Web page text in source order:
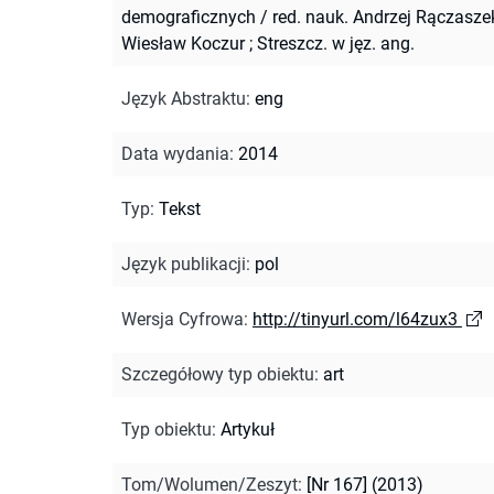
demograficznych / red. nauk. Andrzej
Wiesław Koczur; Streszcz. w jęz. ang.
Język Abstraktu: eng
Data wydania: 2014
Typ: Tekst
Język publikacji: pol
Wersja Cyfrowa: http://tinyurl.com/l64zux3
Szczegółowy typ obiektu: art
Typ obiektu: Artykuł
Tom/Wolumen/Zeszyt: [Nr 167] (2013)